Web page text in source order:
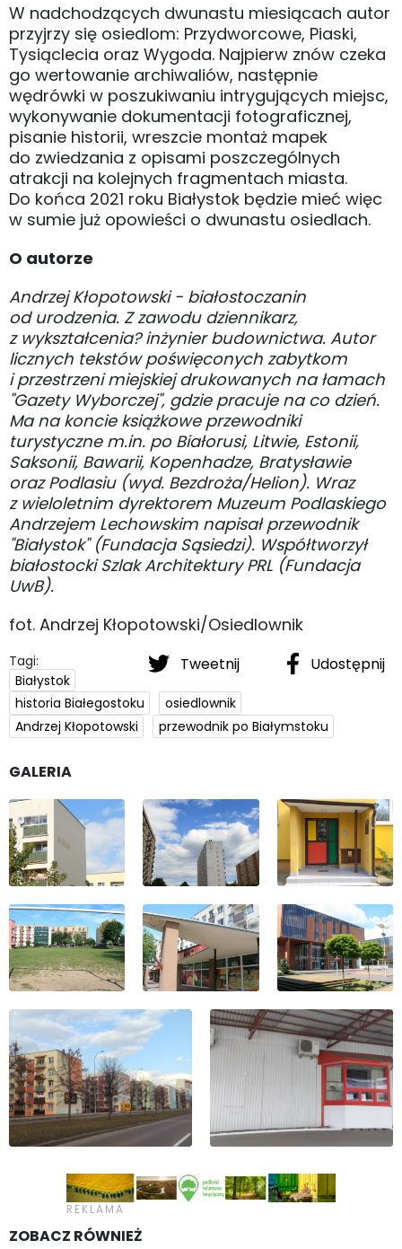
W nadchodzących dwunastu miesiącach autor
przyjrzy się osiedlom: Przydworcowe, Piaski,
Tysiąclecia oraz Wygoda. Najpierw znów czeka
go wertowanie archiwaliów, następnie
wędrówki w poszukiwaniu intrygujących miejsc,
wykonywanie dokumentacji fotograficznej,
pisanie historii, wreszcie montaż mapek
do zwiedzania z opisami poszczególnych
atrakcji na kolejnych fragmentach miasta.
Do końca 2021 roku Białystok będzie mieć więc
w sumie już opowieści o dwunastu osiedlach.
O autorze
Andrzej Kłopotowski - białostoczanin
od urodzenia. Z zawodu dziennikarz,
z wykształcenia? inżynier budownictwa. Autor
licznych tekstów poświęconych zabytkom
i przestrzeni miejskiej drukowanych na łamach
"Gazety Wyborczej", gdzie pracuje na co dzień.
Ma na koncie książkowe przewodniki
turystyczne m.in. po Białorusi, Litwie, Estonii,
Saksonii, Bawarii, Kopenhadze, Bratysławie
oraz Podlasiu (wyd. Bezdroża/Helion). Wraz
z wieloletnim dyrektorem Muzeum Podlaskiego
Andrzejem Lechowskim napisał przewodnik
"Białystok" (Fundacja Sąsiedzi). Współtworzył
białostocki Szlak Architektury PRL (Fundacja
UwB).
fot. Andrzej Kłopotowski/Osiedlownik
Tweetnij Udostępnij
Tagi:
Białystok
historia Białegostoku
osiedlownik
Andrzej Kłopotowski
przewodnik po Białymstoku
GALERIA
ZOBACZ RÓWNIEŻ